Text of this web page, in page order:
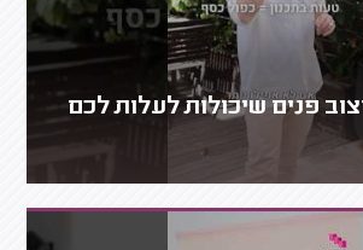
פנים שיכולות לעלות לכם